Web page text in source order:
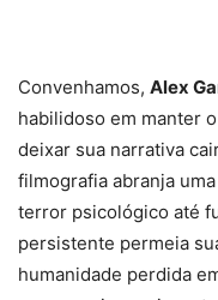
Convenhamos, Alex
habilidoso em manter
deixar sua narrativa
filmografia abranja
terror psicológico até
persistente permeia
humanidade perdida